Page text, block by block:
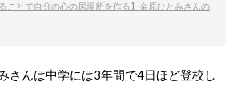
ことで自分の心の居場所を作る】金原ひとみさんの
さんは中学には3年間で4日ほど登校し